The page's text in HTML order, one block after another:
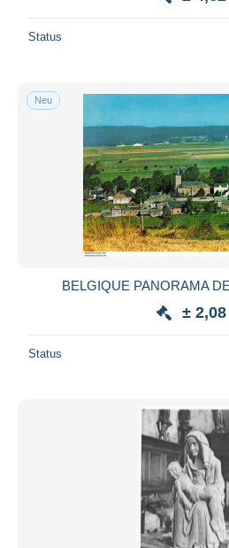
Status
Neu
BELGIQUE PANORAMA
±
Status